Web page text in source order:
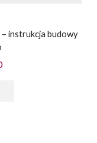
– instrukcja budowy